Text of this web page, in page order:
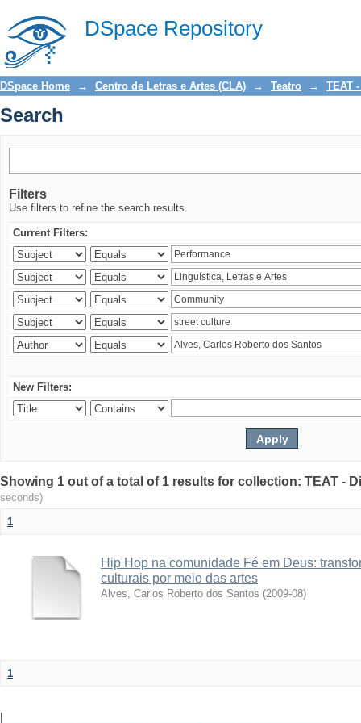
DSpace Repository
Search
DSpace Home → Centro de Letras e Artes (CLA) → Teatro → TEAT
Search
Filters
Use filters to refine the search results.
Current Filters:
New Filters:
Showing 1 out of a total of 1 results for collection: TEAT -
seconds)
1
Hip Hop na comunidade Fé em Deus:
culturais por meio das artes
Alves, Carlos Roberto dos Santos (2009-08)
1